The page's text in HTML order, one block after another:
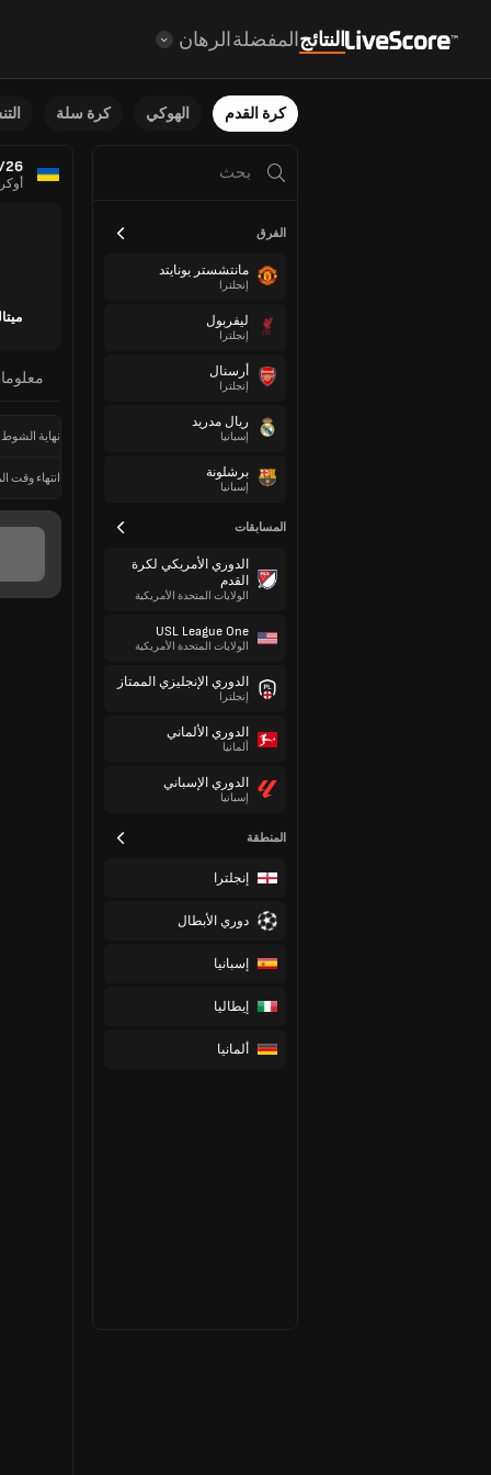
النتائجالمفضلةالرهان
كرة القدم الهوكي كرة سلة
الفرق
مانتشستر يونايتد
إنجلترا
ليفربول
إنجلترا
أرسنال
إنجلترا
ريال مدريد
إسبانيا
برشلونة
إسبانيا
المسابقات
الدوري الأمريكي لكرة
القدم
الولايات المتحدة الأمريكية
USL League One
الولايات المتحدة الأمريكية
الدوري الإنجليزي الممتاز
إنجلترا
الدوري الألماني
ألمانيا
الدوري الإسباني
إسبانيا
المنطقة
إنجلترا
دوري الأبطال
إسبانيا
إيطاليا
ألمانيا
26
نهاية الشوط
انتهاء وقت